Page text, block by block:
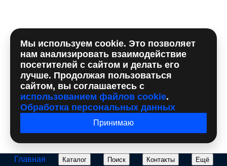
Главная Каталог Поиск Контакты Ещё
Отправляя форму, вы принимаете политику
использования сookieи даете согласие наобработку
персональных данный
Мы используем cookie. Это позволяет
нам анализировать взаимодействие
посетителей с сайтом и делать его
лучше. Продолжая пользоваться
сайтом, вы соглашаетесь с
использованием файлов cookie.
Обработка персональных данных
Принимаю